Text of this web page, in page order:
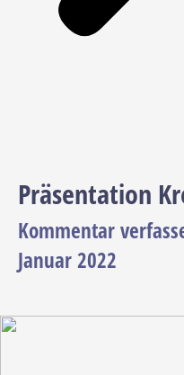
Präsentation
Kommentar
Januar 2022